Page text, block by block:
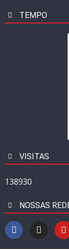
TEMPO
VISITAS
138930
NOSSAS